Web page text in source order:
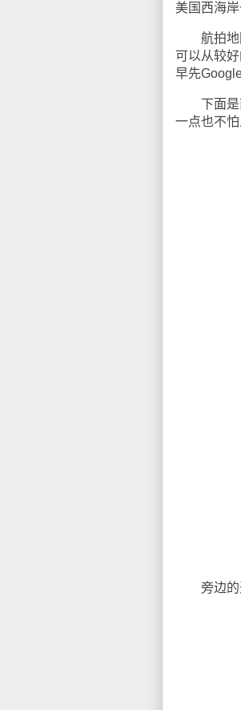
美国西海岸
航拍地图
可以从较
早先
下面是南
一点也不怕
旁边的开